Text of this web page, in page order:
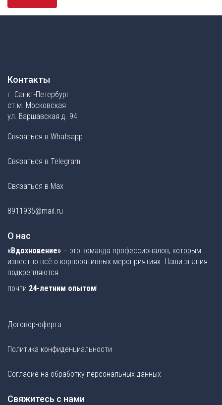
Контакты
г. Санкт-Петербург
ст.м. Московская
ул. Варшавская д. 94
Связаться в Whatsapp
Связаться в Telegram
Связаться в Max
8911935@mail.ru
О нас
«Вдохновение» – это команда профессионалов, которым
известно всё о корпоративных мероприятиях. Наши знания
подкрепляются
почти 24-летним опытом!
Договор-оферта
Политика конфиденциальности
Согласие на обработку персональных данных
Свяжитесь с нами